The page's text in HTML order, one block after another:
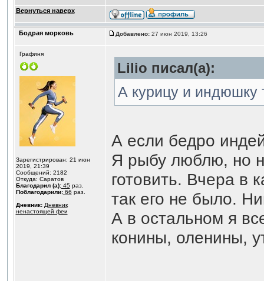
Вернуться наверх
Бодрая морковь Добавлено:27 июн 2019, 13:26
Графиня
Зарегистрирован: 21 июн
2019, 21:39
Сообщений: 2182
Откуда: Саратов
Благодарил (а):45раз.
Поблагодарили:66 раз.
Дневник: Дневник
ненастоящей феи
Lilio писал(а):
А курицу и индюшку
А если бедро
Я рыбу люблю, но
готовить. Вчера в
так его не было.
А в остальном я
конины, оленины,